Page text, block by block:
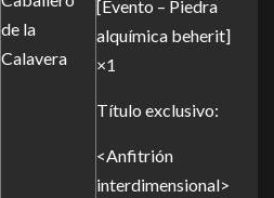
de la
Calavera
[Evento – Piedra
alquímica beherit]
×1
Título exclusivo:
<Anfitrión
interdimensional>